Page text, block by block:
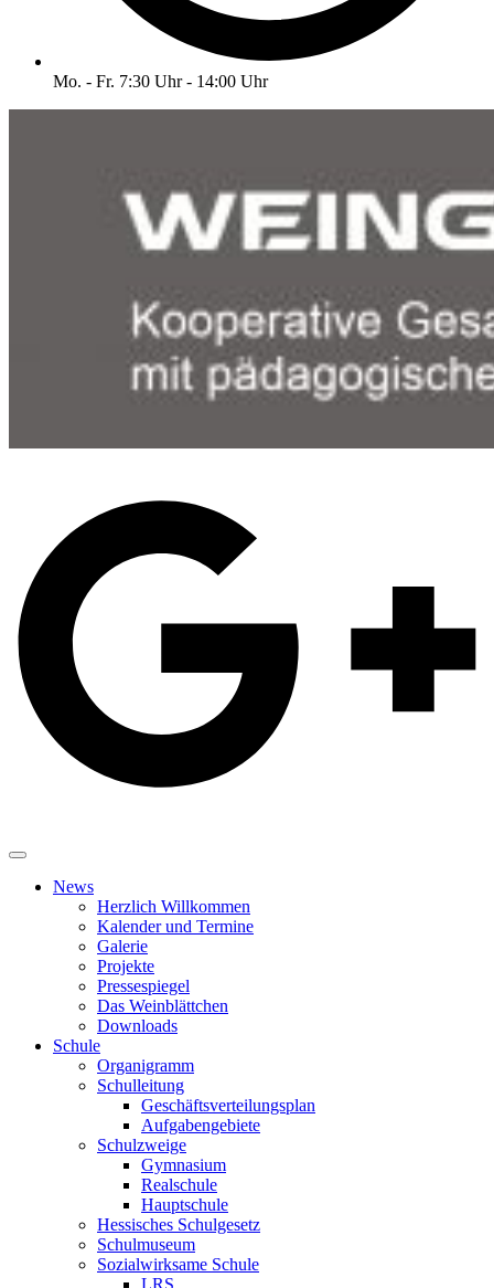
Mo. - Fr. 7:30 Uhr - 14:00 Uhr
News
Herzlich Willkommen
Kalender und Termine
Galerie
Projekte
Pressespiegel
Das Weinblättchen
Downloads
Schule
Organigramm
Schulleitung
Geschäftsverteilungsplan
Aufgabengebiete
Schulzweige
Gymnasium
Realschule
Hauptschule
Hessisches Schulgesetz
Schulmuseum
Sozialwirksame Schule
LRS